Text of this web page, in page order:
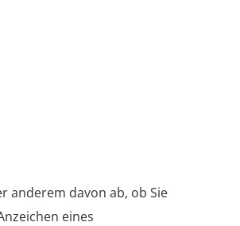
anderem davon ab, ob Sie
eines